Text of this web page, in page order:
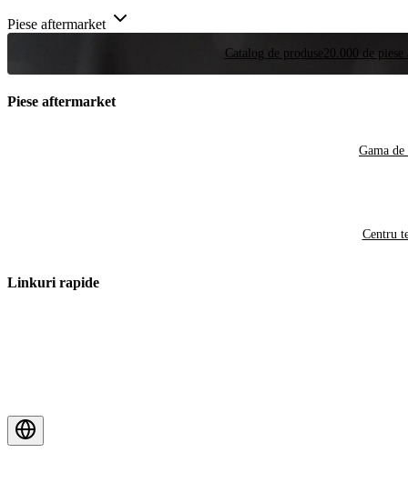
Piese aftermarket
Catalog de produse 20.000 de
Piese aftermarket
Gama de
Centru
Linkuri rapide